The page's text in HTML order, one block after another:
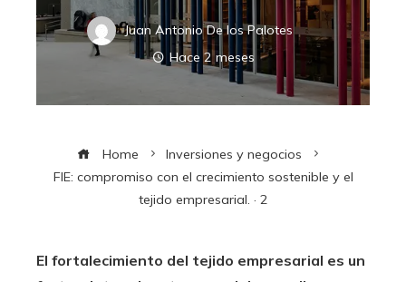
Juan Antonio De los Palotes
Hace 2 meses
Home
Inversiones y negocios
FIE: compromiso con el crecimiento sostenible y el
tejido empresarial. · 2
El fortalecimiento del tejido empresarial es un